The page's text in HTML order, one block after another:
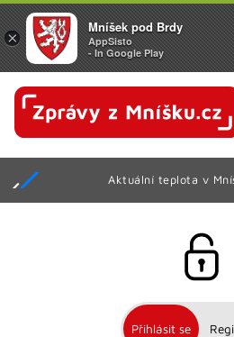
Aktuální teplota v
Přihlásit se
×
Mníšek pod Brdy
AppSisto
- In Google Play